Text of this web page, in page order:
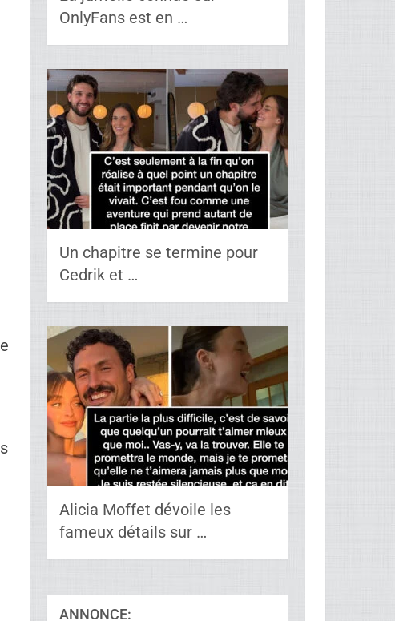
La jumelle connue sur
Un chapitre se termine pour
Alicia Moffet dévoile les